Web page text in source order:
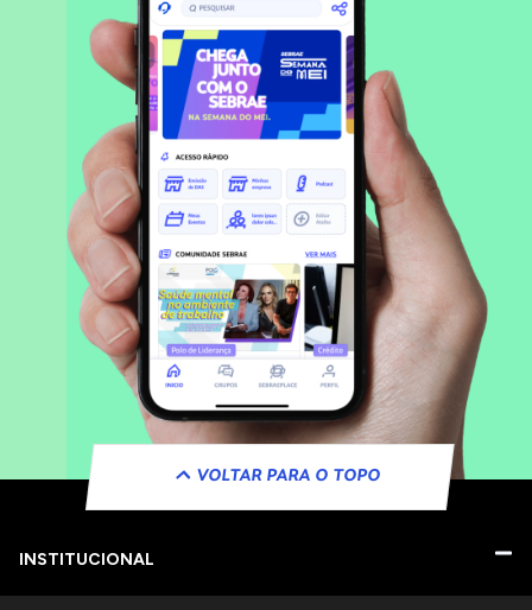
VOLTAR PARA O TOPO
INSTITUCIONAL